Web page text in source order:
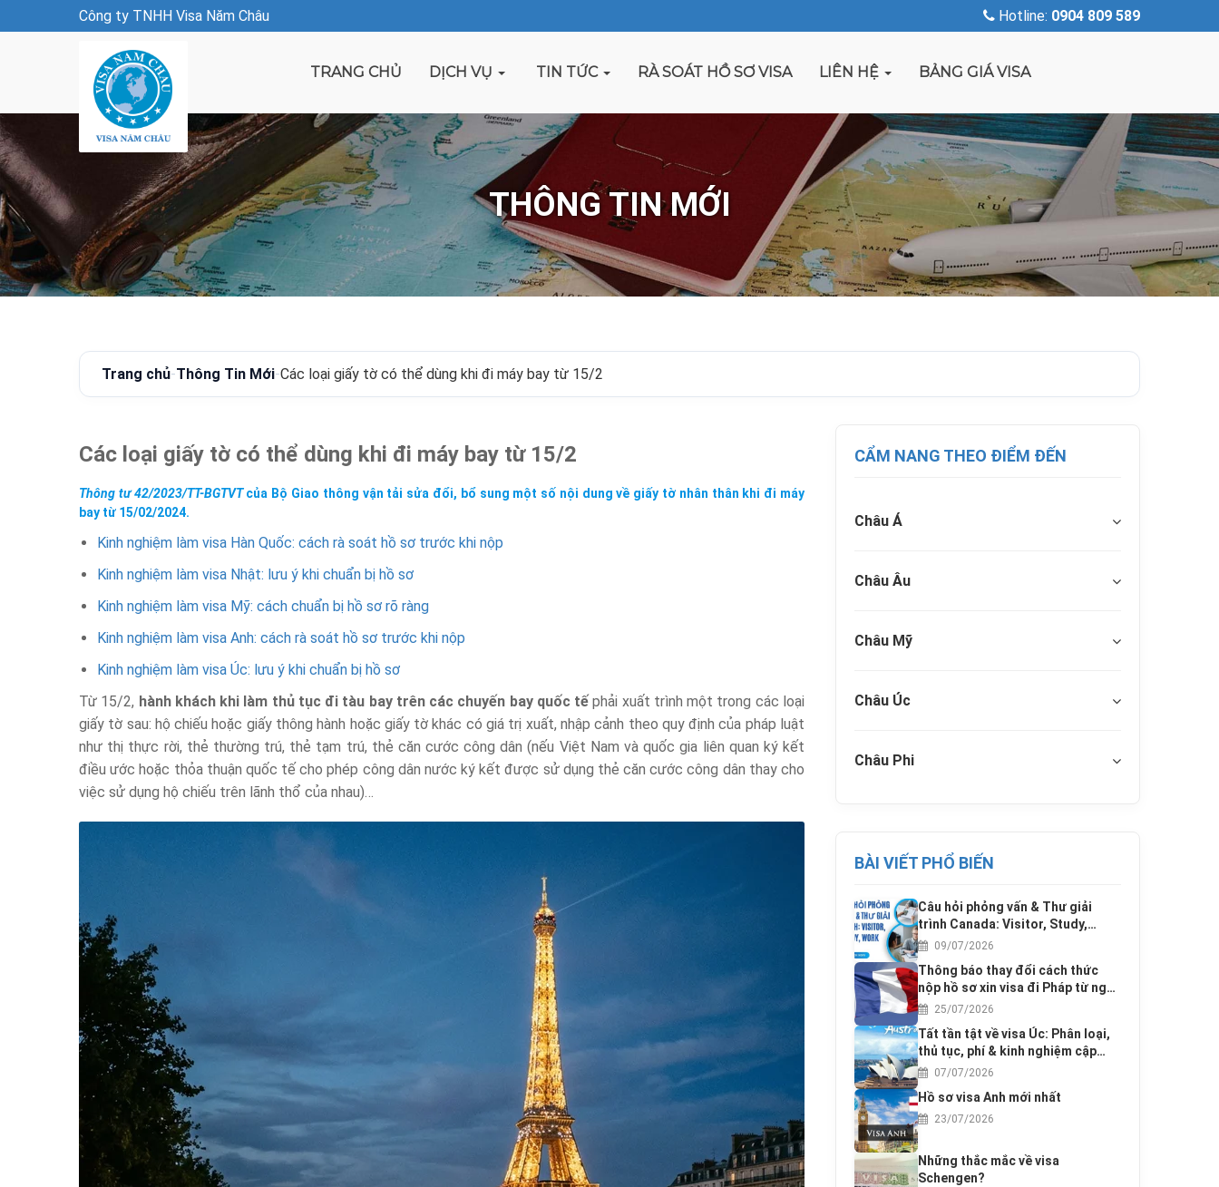
Công ty TNHH Visa Năm Châu Hotline: 0904 809 589
TRANG CHỦ DỊCH VỤ TIN TỨC RÀ SOÁT HỒ SƠ VISA LIÊN HỆ BẢNG GIÁ VISA
THÔNG TIN MỚI
Trang chủ-Thông Tin Mới-Các loại giấy tờ có thể dùng khi đi máy bay từ 15/2
Các loại giấy tờ có thể dùng khi đi máy bay từ 15/2
Thông tư 42/2023/TT-BGTVTcủa Bộ Giao thông vận tải sửa đổi, bổ sung một số nội dung về giấy tờ nhân thân khi đi máy
bay từ 15/02/2024.
Kinh nghiệm làm visa Hàn Quốc: cách rà soát hồ sơ trước khi nộp
Kinh nghiệm làm visa Nhật: lưu ý khi chuẩn bị hồ sơ
Kinh nghiệm làm visa Mỹ: cách chuẩn bị hồ sơ rõ ràng
Kinh nghiệm làm visa Anh: cách rà soát hồ sơ trước khi nộp
Kinh nghiệm làm visa Úc: lưu ý khi chuẩn bị hồ sơ
Từ 15/2, hành khách khi làm thủ tục đi tàu bay trên các chuyến bay quốc tế phải xuất trình một trong các loại
giấy tờ sau: hộ chiếu hoặc giấy thông hành hoặc giấy tờ khác có giá trị xuất, nhập cảnh theo quy định của pháp luật
như thị thực rời, thẻ thường trú, thẻ tạm trú, thẻ căn cước công dân (nếu Việt Nam và quốc gia liên quan ký kết
điều ước hoặc thỏa thuận quốc tế cho phép công dân nước ký kết được sử dụng thẻ căn cước công dân thay cho
việc sử dụng hộ chiếu trên lãnh thổ của nhau)…
CẨM NANG THEO ĐIỂM ĐẾN
Châu Á
Châu Âu
Châu Mỹ
Châu Úc
Châu Phi
BÀI VIẾT PHỔ BIẾN
Câu hỏi phỏng vấn & Thư giải
trình Canada: Visitor, Study,
Work09/07/2026
Thông báo thay đổi cách thức
nộp hồ sơ xin visa đi Pháp từ ngày
17/3/2016
25/07/2026
Tất tần tật về visa Úc: Phân loại,
thủ tục, phí & kinh nghiệm cập
nhật 2025
07/07/2026
Hồ sơ visa Anh mới nhất
23/07/2026
Những thắc mắc về visa
Schengen?